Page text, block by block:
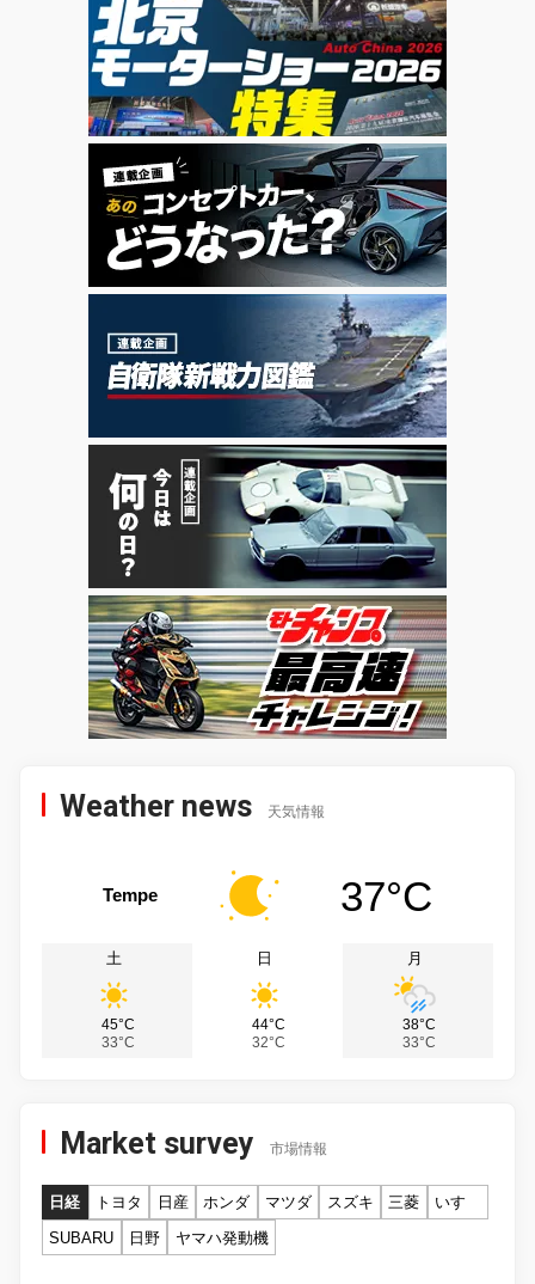
Weather news 天気情報
Tempe 37°C
土
45°C
33°C
日
44°C
32°C
月
38°C
33°C
Market survey 市場情報
日経 トヨタ 日産 ホンダ マツダ スズキ 三菱
いすゞ
SUBARU
日野 ヤマハ発動機